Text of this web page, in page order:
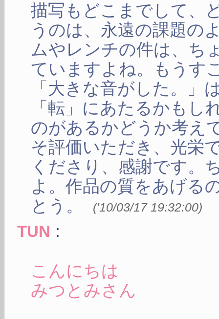
描写もどこまでして、
うのは、永遠の課題の
ムやレンチの件は、ち
ていますよね。もうす
「大きな音がした。」
「転」にあたるかもし
のがあるかどうか考え
そ評価いただき、光栄
くださり、感謝です。
よ。作品の質をあげる
とう。
('10/03/17 19:32:00)
TUN :
こんにちは
みつとみさん